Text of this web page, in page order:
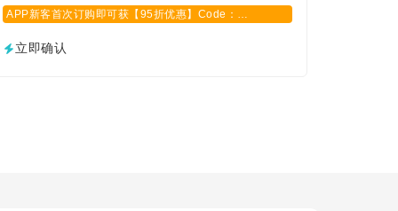
APP新客首次订购即可获【95折优惠】Code：
立即确认